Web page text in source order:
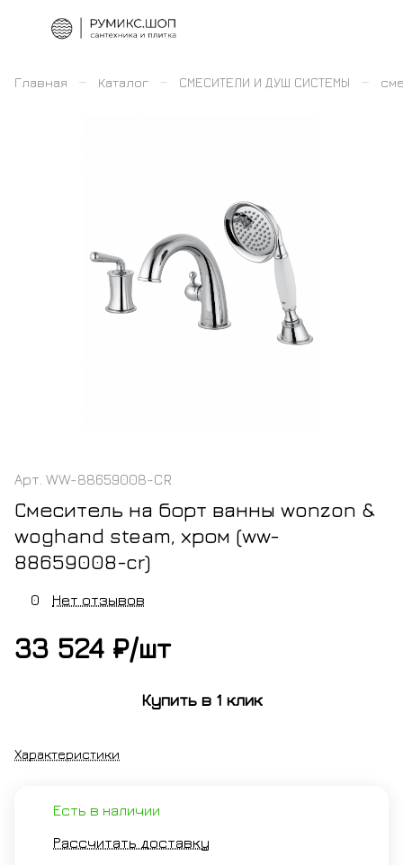
Главная – Каталог – СМЕСИТЕЛИ И ДУШ СИСТЕМЫ –
Арт. WW-88659008-CR
Смеситель на борт ванны wonzon &
woghand steam, хром (ww-
88659008-cr)
0 Нет отзывов
33 524 ₽/шт
Купить в 1 клик
Характеристики
Есть в наличии
Рассчитать доставку